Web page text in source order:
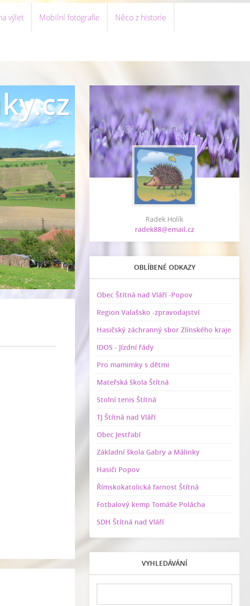
výlet Mobilní fotografie Něco z historie
Radek Holík
radek88@email.cz
OBLÍBENÉ ODKAZY
Obec Štítná nad Vláří -Popov
Region Valašsko -zpravodajství
Hasičský záchranný sbor Zlínského kraje
IDOS - Jízdní řády
Pro mamimky s dětmi
Mateřská škola Štítná
Stolní tenis Štítná
TJ Štítná nad Vláří
Obec Jestřabí
Základní škola Gabry a Málinky
Hasiči Popov
Římskokatolická farnost Štítná
Fotbalový kemp Tomáše Polácha
SDH Štítná nad Vláří
VYHLEDÁVÁNÍ